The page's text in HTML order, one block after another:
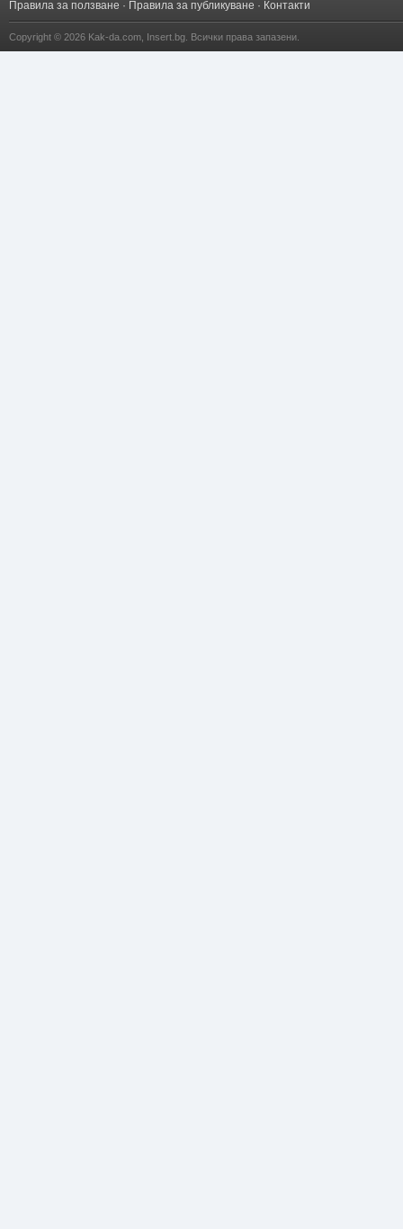
Правила за ползване · Правила за публикуване · Контакти
Copyright © 2026 Kak-da.com Insert.bg . Всички права запазени.